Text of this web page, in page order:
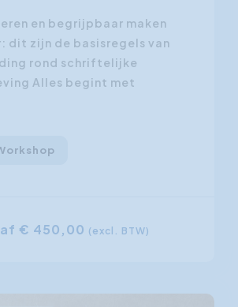
en begrijpbaar maken
dit zijn de basisregels van
rond schriftelijke
Alles begint met
€ 450,00 (excl. BTW)